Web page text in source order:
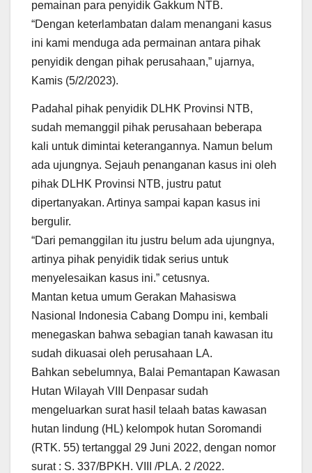
pemainan para penyidik Gakkum NTB.
“Dengan keterlambatan dalam menangani kasus
ini kami menduga ada permainan antara pihak
penyidik dengan pihak perusahaan,” ujarnya,
Kamis (5/2/2023).
Padahal pihak penyidik DLHK Provinsi NTB,
sudah memanggil pihak perusahaan beberapa
kali untuk dimintai keterangannya. Namun belum
ada ujungnya. Sejauh penanganan kasus ini oleh
pihak DLHK Provinsi NTB, justru patut
dipertanyakan. Artinya sampai kapan kasus ini
bergulir.
“Dari pemanggilan itu justru belum ada ujungnya,
artinya pihak penyidik tidak serius untuk
menyelesaikan kasus ini.” cetusnya.
Mantan ketua umum Gerakan Mahasiswa
Nasional Indonesia Cabang Dompu ini, kembali
menegaskan bahwa sebagian tanah kawasan itu
sudah dikuasai oleh perusahaan LA.
Bahkan sebelumnya, Balai Pemantapan Kawasan
Hutan Wilayah VIII Denpasar sudah
mengeluarkan surat hasil telaah batas kawasan
hutan lindung (HL) kelompok hutan Soromandi
(RTK. 55) tertanggal 29 Juni 2022, dengan nomor
surat : S. 337/BPKH. VIII /PLA. 2 /2022.